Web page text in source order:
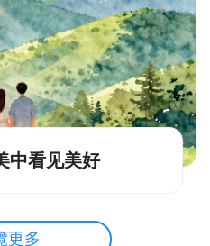
中看见美好
更多